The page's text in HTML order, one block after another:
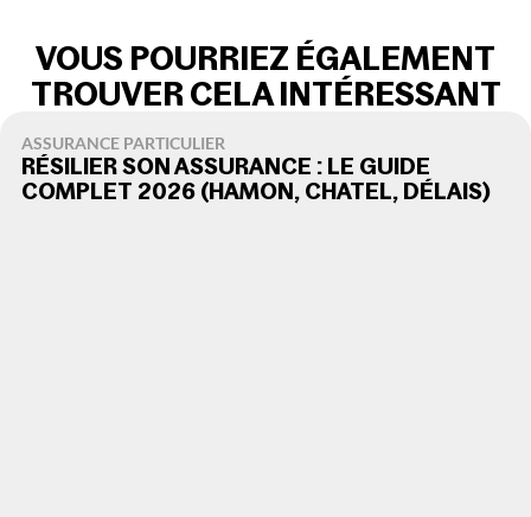
VOUS POURRIEZ ÉGALEMENT
TROUVER CELA INTÉRESSANT
ASSURANCE PARTICULIER
RÉSILIER SON ASSURANCE : LE GUIDE
COMPLET 2026 (HAMON, CHATEL, DÉLAIS)